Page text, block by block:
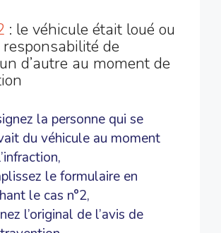
: le véhicule était loué ou
de
d’autre au moment de
la personne qui se
du véhicule au moment
le formulaire en
le cas n°2,
l’original de l’avis de